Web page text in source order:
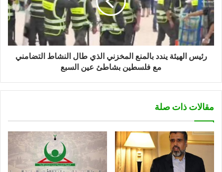
رئيس الهيئة يندد بالمنع المخزني الذي طال النشاط التضامني
مع فلسطين بشاطئ عين السبع
مقالات ذات صلة